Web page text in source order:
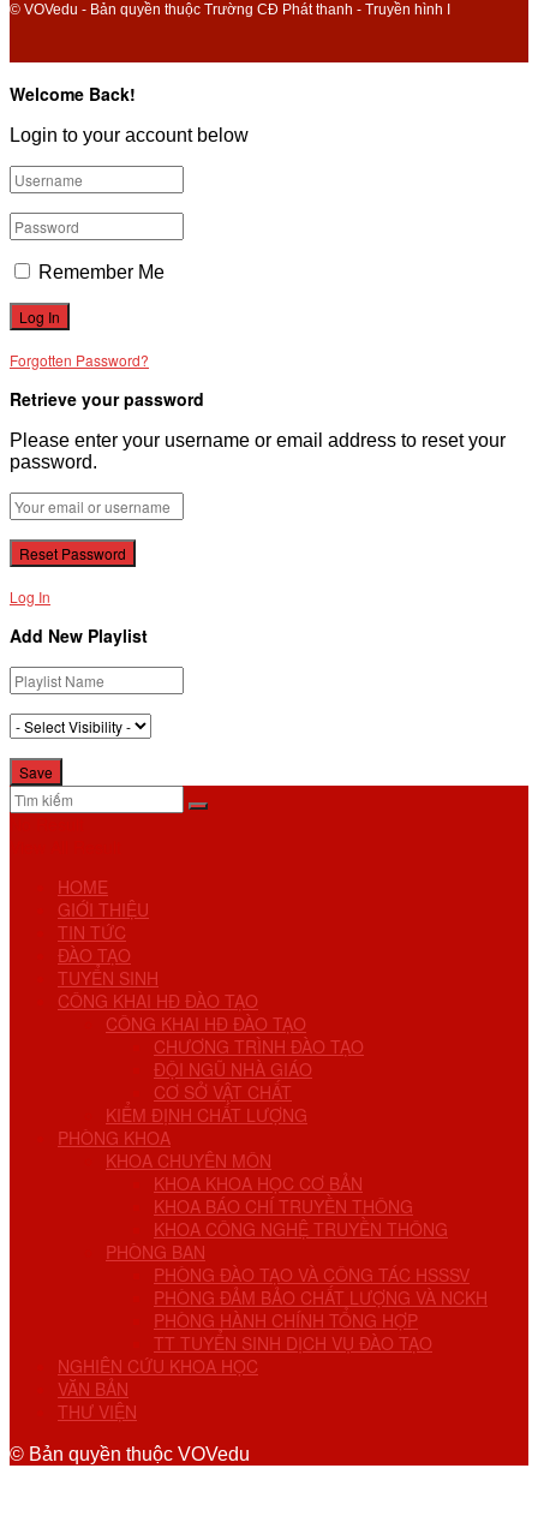
© VOVedu - Bản quyền thuộc Trường CĐ Phát thanh - Truyền hình I
Welcome Back!
Login to your account below
Remember Me
Forgotten Password?
Retrieve your password
Please enter your username or email address to reset your
password.
Log In
Add New Playlist
HOME
GIỚI THIỆU
TIN TỨC
ĐÀO TẠO
TUYỂN SINH
CÔNG KHAI HĐ ĐÀO TẠO
CÔNG KHAI HĐ ĐÀO TẠO
CHƯƠNG TRÌNH ĐÀO TẠO
ĐỘI NGŨ NHÀ GIÁO
CƠ SỞ VẬT CHẤT
KIỂM ĐỊNH CHẤT LƯỢNG
PHÒNG KHOA
KHOA CHUYÊN MÔN
KHOA KHOA HỌC CƠ BẢN
KHOA BÁO CHÍ TRUYỀN THÔNG
KHOA CÔNG NGHỆ TRUYỀN THÔNG
PHÒNG BAN
PHÒNG ĐÀO TẠO VÀ CÔNG TÁC HSSSV
PHÒNG ĐẢM BẢO CHẤT LƯỢNG VÀ NCKH
PHÒNG HÀNH CHÍNH TỔNG HỢP
TT TUYỂN SINH DỊCH VỤ ĐÀO TẠO
NGHIÊN CỨU KHOA HỌC
VĂN BẢN
THƯ VIỆN
© Bản quyền thuộc VOVedu